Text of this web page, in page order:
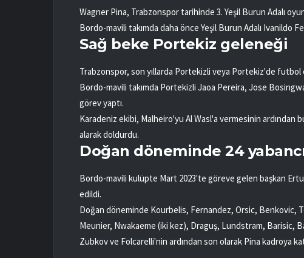
Wagner Pina, Trabzonspor tarihinde 3. Yeşil Burun Adalı
Bordo-mavili takımda daha önce Yeşil Burun Adalı Ivanildo
Sağ beke Portekiz geleneği
Trabzonspor, son yıllarda Portekizli veya Portekiz'de futbol
Bordo-mavili takımda Portekizli Jaoa Pereira, Jose
görev yaptı.
Karadeniz ekibi, Malheiro'yu Al Wasl'a vermesinin ardından
alarak doldurdu.
Doğan döneminde 24
Bordo-mavili kulüpte Mart 2023'te göreve gelen başkan
edildi.
Doğan döneminde Kourbelis, Fernandez, Orsic, Benkovic,
Meunier, Nwakaeme (iki kez), Draguş, Lundstram, Barisic,
Zubkov ve Folcarelli'nin ardından son olarak Pina kadroya